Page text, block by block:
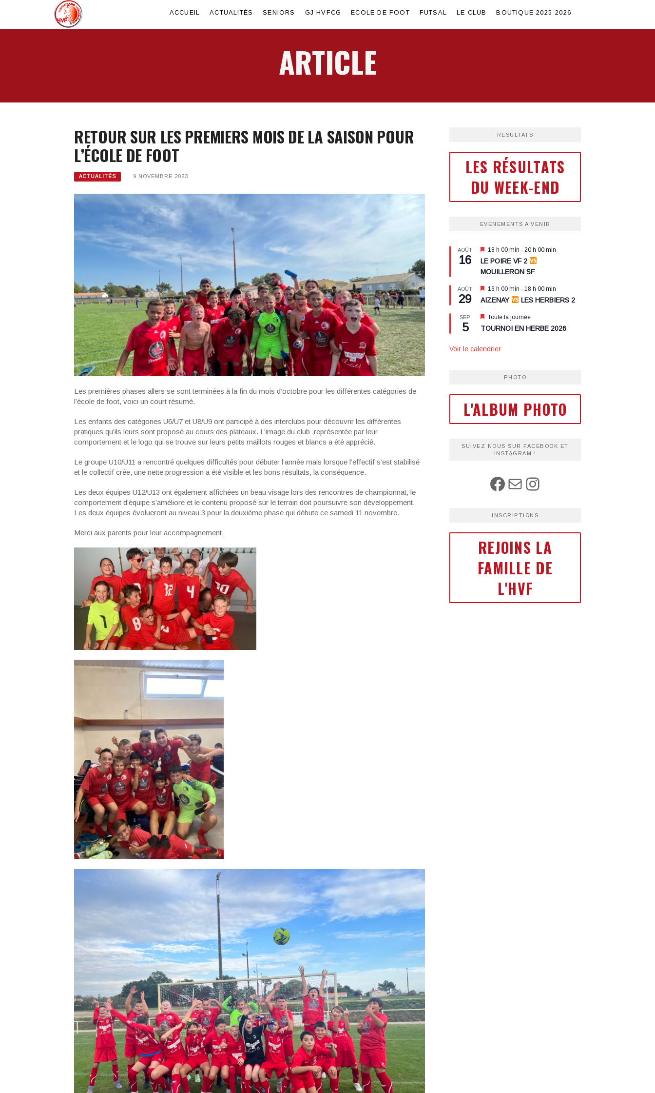
ACCUEIL ACTUALITÉS SENIORS GJ HVFCG ECOLE DE FOOT FUTSAL LE CLUB BOUTIQUE 2025-2026
ARTICLE
RETOUR SUR LES PREMIERS MOIS DE LA SAISON POUR
L’ÉCOLE DE FOOT
ACTUALITÉS 9 NOVEMBRE 2023
Les premières phases allers se sont terminées à la fin du mois d’octobre pour les différentes catégories de
l’école de foot, voici un court résumé.
Les enfants des catégories U6/U7 et U8/U9 ont participé à des interclubs pour découvrir les différentes
pratiques qu’ils leurs sont proposé au cours des plateaux. L’image du club ,représentée par leur
comportement et le logo qui se trouve sur leurs petits maillots rouges et blancs a été apprécié.
Le groupe U10/U11 a rencontré quelques difficultés pour débuter l’année mais lorsque l’effectif s’est stabilisé
et le collectif crée, une nette progression a été visible et les bons résultats, la conséquence.
Les deux équipes U12/U13 ont également affichées un beau visage lors des rencontres de championnat, le
comportement d’équipe s’améliore et le contenu proposé sur le terrain doit poursuivre son développement.
Les deux équipes évolueront au niveau 3 pour la deuxième phase qui débute ce samedi 11 novembre.
Merci aux parents pour leur accompagnement.
RESULTATS
LES RÉSULTATS
DU WEEK-END
EVENEMENTS A VENIR
AOÛT
16
Mis
en
avant
18 h 00 min - 20 h 00 min
LE POIRE VF 2
MOUILLERON SF
AOÛT
29
Mis
en
avant
16 h 00 min - 18 h 00 min
AIZENAY LES HERBIERS 2
SEP
5
Mis
en
avant
Toute la journée
TOURNOI EN HERBE 2026
Voir le calendrier
PHOTO
L'ALBUM PHOTO
SUIVEZ NOUS SUR FACEBOOK ET
INSTAGRAM !
INSCRIPTIONS
REJOINS LA
FAMILLE DE
L'HVF